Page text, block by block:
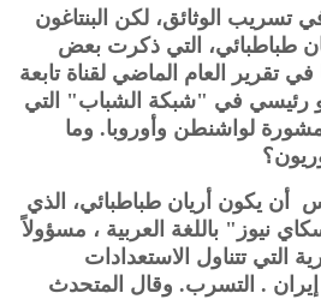
تسريب الوثائق، لكن البنتاغون
طباطبائي، التي ذكرت بعض
في تقرير العام الماضي لقناة تابعة
رئيسي في "شبكة الشباب" التي
لواشنطن وأوروبا. وما
أن يكون أريان طباطبائي، الذي
نيوز" باللغة العربية ، مسؤولاً
التي تتناول الاستعدادات
إيران . التسرب. وقال المتحدث